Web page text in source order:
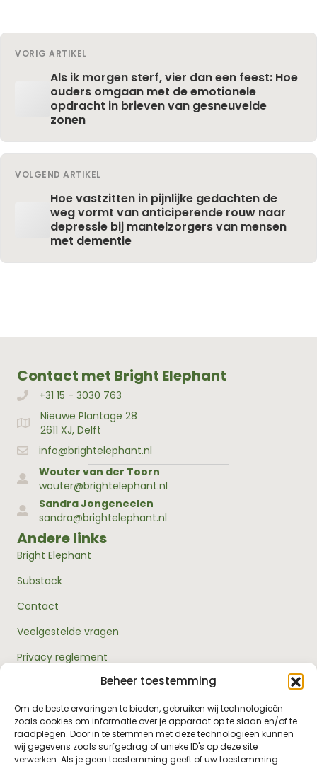
Beheer toestemming
Om de beste ervaringen te bieden, gebruiken wij technologieën
zoals cookies om informatie over je apparaat op te slaan en/of te
raadplegen. Door in te stemmen met deze technologieën kunnen
wij gegevens zoals surfgedrag of unieke ID's op deze site
verwerken. Als je geen toestemming geeft of uw toestemming
VORIG ARTIKEL
Als ik morgen sterf, vier dan een feest: Hoe
ouders omgaan met de emotionele
opdracht in brieven van gesneuvelde
zonen
VOLGEND ARTIKEL
Hoe vastzitten in pijnlijke gedachten de
weg vormt van anticiperende rouw naar
depressie bij mantelzorgers van mensen
met dementie
Contact met Bright Elephant
Bellen met Bright Elephant
+31 15 - 3030 763
Adres Bright Elephant
Nieuwe Plantage 28
2611 XJ, Delft
info@brightelephant.nl
Wouter van der Toorn
wouter@brightelephant.nl
Sandra Jongeneelen
sandra@brightelephant.nl
Andere links
Bright Elephant
Substack
Contact
Veelgestelde vragen
Privacy reglement
Algemene voorwaarden
Over ons
RouwExpertise.nl is een initiatief van Bright Elephant en
hét kennisplatform over rouw en verlies. Wij bieden
betrouwbare informatie en praktische hulp voor